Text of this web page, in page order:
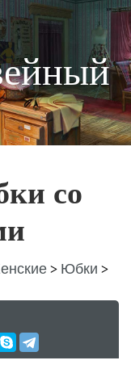
со
> Юбки >